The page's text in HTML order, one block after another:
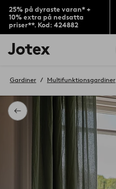
25% på dyraste varan* +
10% extra på nedsatta
priser**. Kod: 424882
Jotex
logotyp
till
Tillbaka
Gardiner Multifunktionsgardiner